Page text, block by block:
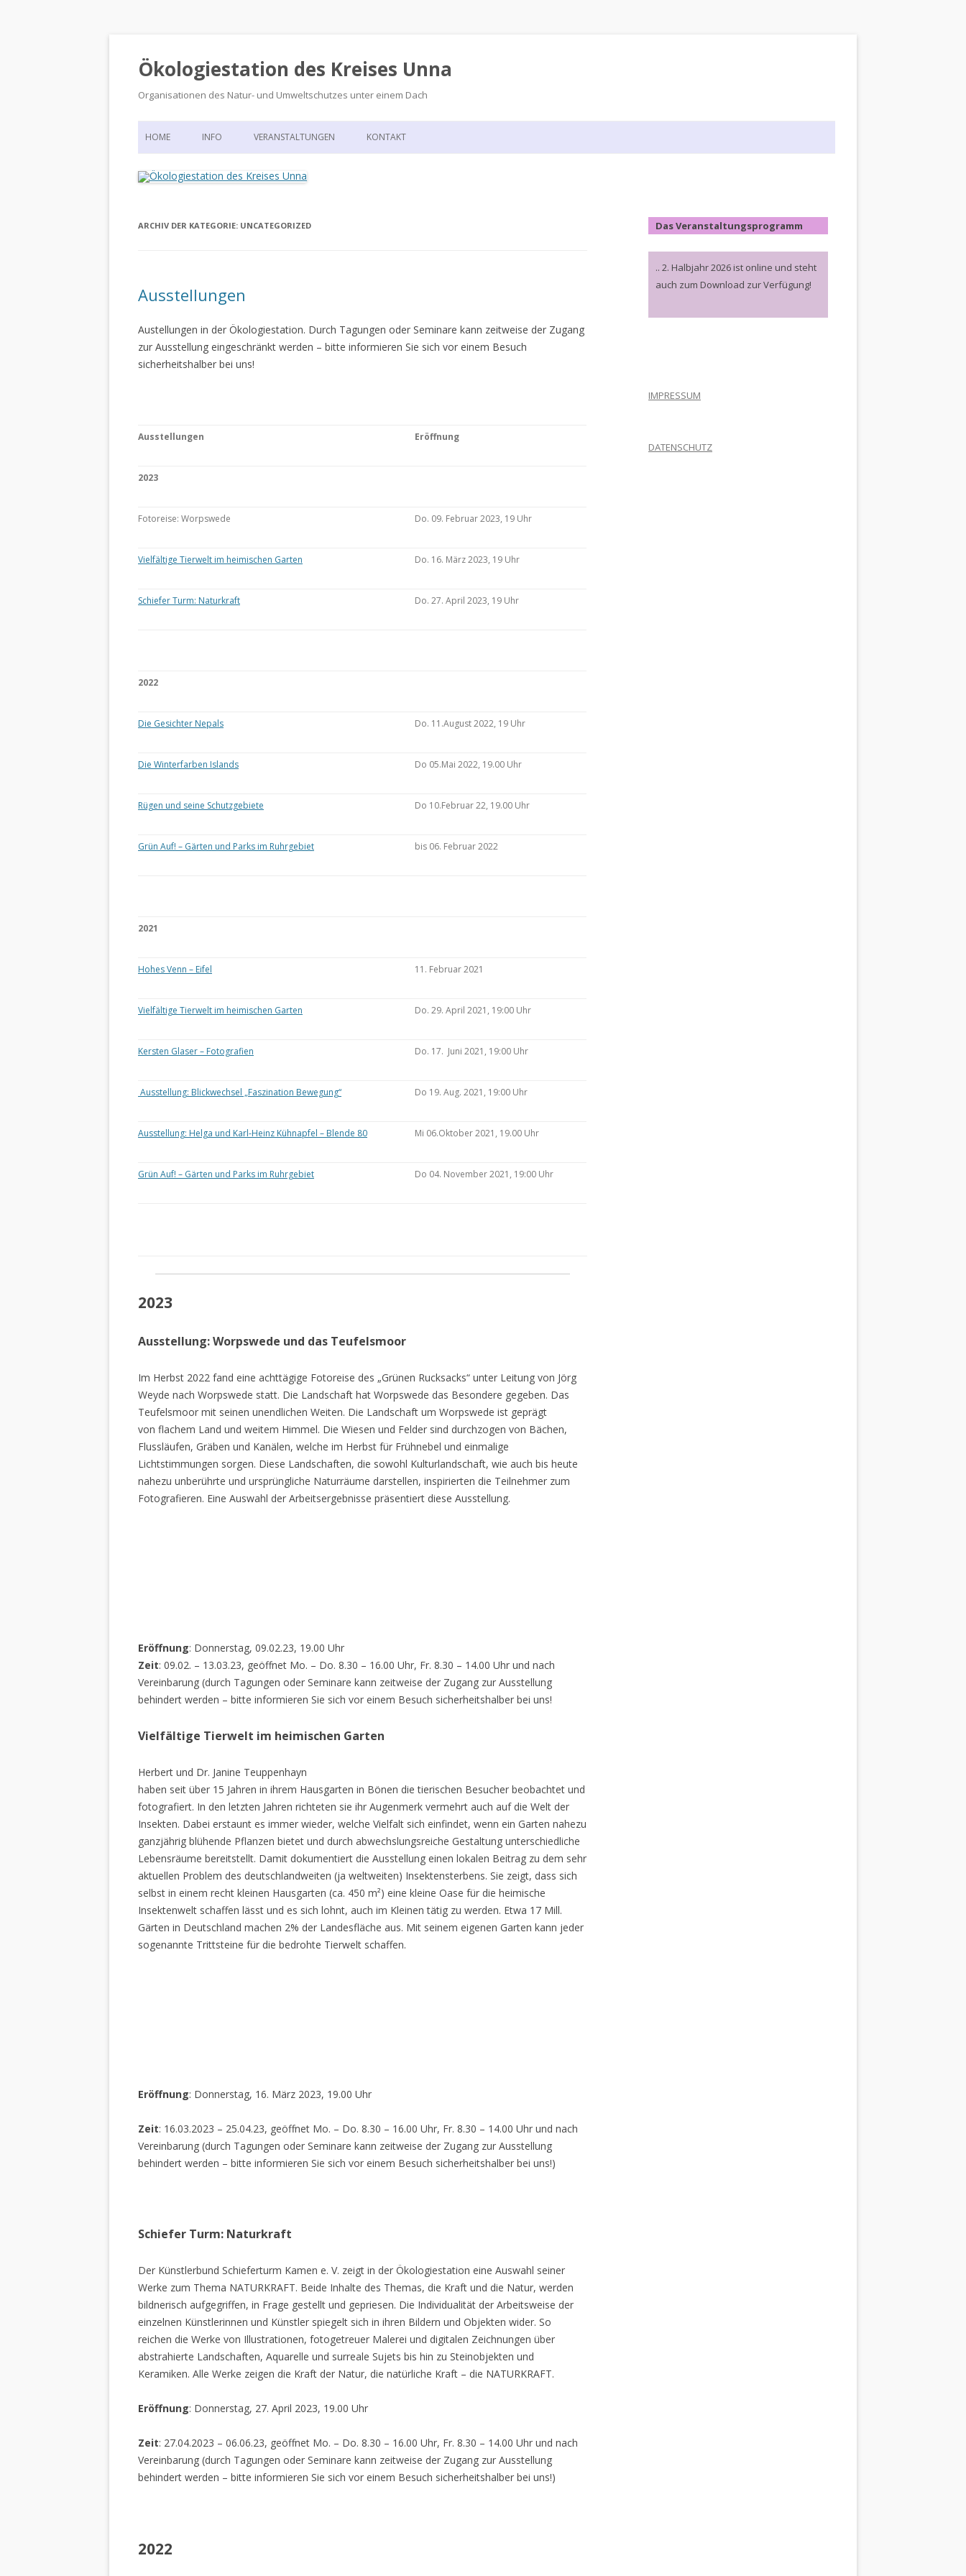
Ökologiestation des Kreises Unna
Organisationen des Natur- und Umweltschutzes unter einem Dach
Zum
HOME INFO VERANSTALTUNGEN KONTAKT
ARCHIV DER KATEGORIE: UNCATEGORIZED
Ausstellungen
Austellungen in der Ökologiestation. Durch Tagungen oder Seminare kann zeitweise der Zugang
zur Ausstellung eingeschränkt werden – bitte informieren Sie sich vor einem Besuch
sicherheitshalber bei uns!
Ausstellungen Eröffnung
2023
Fotoreise: Worpswede Do. 09. Februar 2023, 19 Uhr
Vielfältige Tierwelt im heimischen Garten Do. 16. März 2023, 19 Uhr
Schiefer Turm: Naturkraft Do. 27. April 2023, 19 Uhr
2022
Die Gesichter Nepals Do. 11.August 2022, 19 Uhr
Die Winterfarben Islands Do 05.Mai 2022, 19.00 Uhr
Rügen und seine Schutzgebiete Do 10.Februar 22, 19.00 Uhr
Grün Auf! – Gärten und Parks im Ruhrgebiet bis 06. Februar 2022
2021
Hohes Venn – Eifel 11. Februar 2021
Vielfältige Tierwelt im heimischen Garten Do. 29. April 2021, 19:00 Uhr
Kersten Glaser – Fotografien Do. 17. Juni 2021, 19:00 Uhr
Ausstellung: Blickwechsel „Faszination Bewegung“ Do 19. Aug. 2021, 19:00 Uhr
Ausstellung: Helga und Karl-Heinz Kühnapfel – Blende 80 Mi 06.Oktober 2021, 19.00 Uhr
Grün Auf! – Gärten und Parks im Ruhrgebiet Do 04. November 2021, 19:00 Uhr
2023
Ausstellung: Worpswede und das Teufelsmoor
Im Herbst 2022 fand eine achttägige Fotoreise des „Grünen Rucksacks“ unter Leitung von Jörg
Weyde nach Worpswede statt. Die Landschaft hat Worpswede das Besondere gegeben. Das
Teufelsmoor mit seinen unendlichen Weiten. Die Landschaft um Worpswede ist geprägt
von flachem Land und weitem Himmel. Die Wiesen und Felder sind durchzogen von Bächen,
Flussläufen, Gräben und Kanälen, welche im Herbst für Frühnebel und einmalige
Lichtstimmungen sorgen. Diese Landschaften, die sowohl Kulturlandschaft, wie auch bis heute
nahezu unberührte und ursprüngliche Naturräume darstellen, inspirierten die Teilnehmer zum
Fotografieren. Eine Auswahl der Arbeitsergebnisse präsentiert diese Ausstellung.
Eröffnung: Donnerstag, 09.02.23, 19.00 Uhr
Zeit: 09.02. – 13.03.23, geöffnet Mo. – Do. 8.30 – 16.00 Uhr, Fr. 8.30 – 14.00 Uhr und nach
Vereinbarung (durch Tagungen oder Seminare kann zeitweise der Zugang zur Ausstellung
behindert werden – bitte informieren Sie sich vor einem Besuch sicherheitshalber bei uns!
Vielfältige Tierwelt im heimischen Garten
Herbert und Dr. Janine Teuppenhayn
haben seit über 15 Jahren in ihrem Hausgarten in Bönen die tierischen Besucher beobachtet und
fotografiert. In den letzten Jahren richteten sie ihr Augenmerk vermehrt auch auf die Welt der
Insekten. Dabei erstaunt es immer wieder, welche Vielfalt sich einfindet, wenn ein Garten nahezu
ganzjährig blühende Pflanzen bietet und durch abwechslungsreiche Gestaltung unterschiedliche
Lebensräume bereitstellt. Damit dokumentiert die Ausstellung einen lokalen Beitrag zu dem sehr
aktuellen Problem des deutschlandweiten (ja weltweiten) Insektensterbens. Sie zeigt, dass sich
selbst in einem recht kleinen Hausgarten (ca. 450 m²) eine kleine Oase für die heimische
Insektenwelt schaffen lässt und es sich lohnt, auch im Kleinen tätig zu werden. Etwa 17 Mill.
Gärten in Deutschland machen 2% der Landesfläche aus. Mit seinem eigenen Garten kann jeder
sogenannte Trittsteine für die bedrohte Tierwelt schaffen.
Eröffnung: Donnerstag, 16. März 2023, 19.00 Uhr
Zeit: 16.03.2023 – 25.04.23, geöffnet Mo. – Do. 8.30 – 16.00 Uhr, Fr. 8.30 – 14.00 Uhr und nach
Vereinbarung (durch Tagungen oder Seminare kann zeitweise der Zugang zur Ausstellung
behindert werden – bitte informieren Sie sich vor einem Besuch sicherheitshalber bei uns!)
Schiefer Turm: Naturkraft
Der Künstlerbund Schieferturm Kamen e. V. zeigt in der Ökologiestation eine Auswahl seiner
Werke zum Thema NATURKRAFT. Beide Inhalte des Themas, die Kraft und die Natur, werden
bildnerisch aufgegriffen, in Frage gestellt und gepriesen. Die Individualität der Arbeitsweise der
einzelnen Künstlerinnen und Künstler spiegelt sich in ihren Bildern und Objekten wider. So
reichen die Werke von Illustrationen, fotogetreuer Malerei und digitalen Zeichnungen über
abstrahierte Landschaften, Aquarelle und surreale Sujets bis hin zu Steinobjekten und
Keramiken. Alle Werke zeigen die Kraft der Natur, die natürliche Kraft – die NATURKRAFT.
Eröffnung: Donnerstag, 27. April 2023, 19.00 Uhr
Zeit: 27.04.2023 – 06.06.23, geöffnet Mo. – Do. 8.30 – 16.00 Uhr, Fr. 8.30 – 14.00 Uhr und nach
Vereinbarung (durch Tagungen oder Seminare kann zeitweise der Zugang zur Ausstellung
behindert werden – bitte informieren Sie sich vor einem Besuch sicherheitshalber bei uns!)
2022
Das Veranstaltungsprogramm
.. 2. Halbjahr 2026 ist online und steht
auch zum Download zur Verfügung!
IMPRESSUM
DATENSCHUTZ